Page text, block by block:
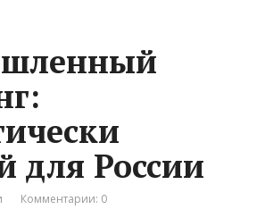
для России
Комментарии: 0